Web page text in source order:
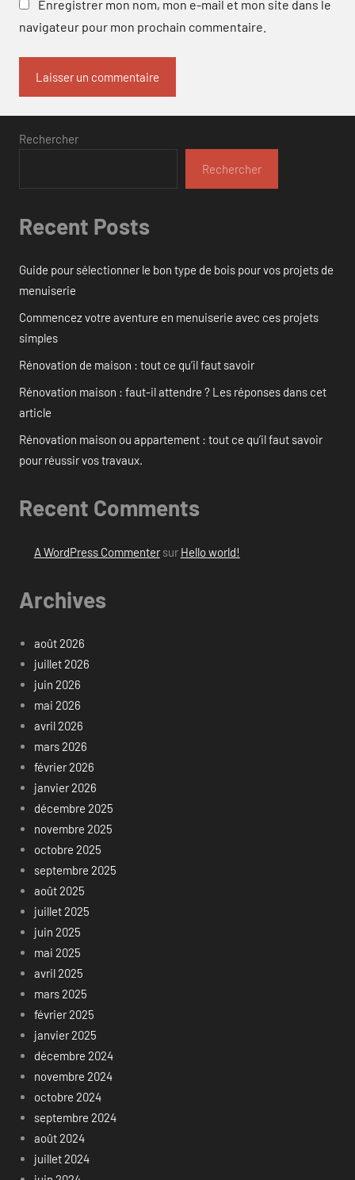
Enregistrer mon nom, mon e-mail et mon site dans le
navigateur pour mon prochain commentaire.
Rechercher
Rechercher
Recent Posts
Guide pour sélectionner le bon type de bois pour vos projets de
menuiserie
Commencez votre aventure en menuiserie avec ces projets
simples
Rénovation de maison : tout ce qu’il faut savoir
Rénovation maison : faut-il attendre ? Les réponses dans cet
article
Rénovation maison ou appartement : tout ce qu’il faut savoir
pour réussir vos travaux.
Recent Comments
A WordPress Commentersur Hello world!
Archives
août 2026
juillet 2026
juin 2026
mai 2026
avril 2026
mars 2026
février 2026
janvier 2026
décembre 2025
novembre 2025
octobre 2025
septembre 2025
août 2025
juillet 2025
juin 2025
mai 2025
avril 2025
mars 2025
février 2025
janvier 2025
décembre 2024
novembre 2024
octobre 2024
septembre 2024
août 2024
juillet 2024